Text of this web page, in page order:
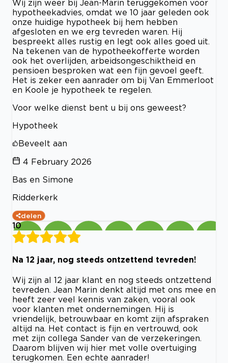
Wij zijn weer bij Jean-Marin teruggekomen voor
hypotheekadvies, omdat we 10 jaar geleden ook
onze huidige hypotheek bij hem hebben
afgesloten en we erg tevreden waren. Hij
bespreekt alles rustig en legt ook alles goed uit.
Na tekenen van de hypotheekofferte worden
ook het overlijden, arbeidsongeschiktheid en
pensioen besproken wat een fijn gevoel geeft.
Het is zeker een aanrader om bij Van Emmerloot
en Koole je hypotheek te regelen.
Voor welke dienst bent u bij ons geweest?
Hypotheek
Beveelt aan
4 February 2026
Bas en Simone
Ridderkerk
delen
10
Na 12 jaar, nog steeds ontzettend tevreden!
Wij zijn al 12 jaar klant en nog steeds ontzettend
tevreden. Jean Marin denkt altijd met ons mee en
heeft zeer veel kennis van zaken, vooral ook
voor klanten met ondernemingen. Hij is
vriendelijk, betrouwbaar en komt zijn afspraken
altijd na. Het contact is fijn en vertrouwd, ook
met zijn collega Sander van de verzekeringen.
Daarom blijven wij hier met volle overtuiging
terugkomen. Een echte aanrader!